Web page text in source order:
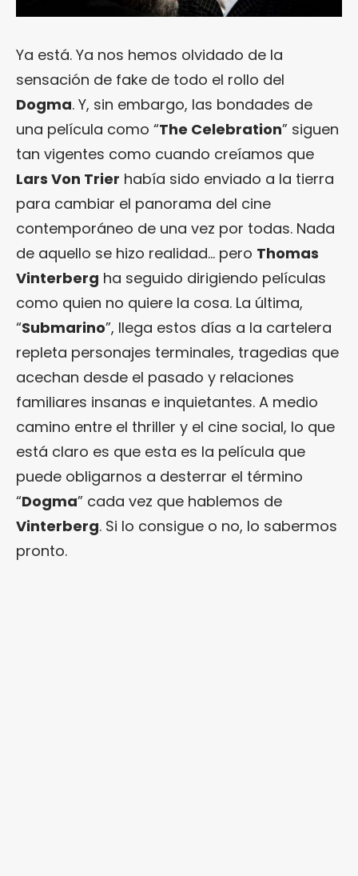
Ya está. Ya nos hemos olvidado de la
sensación de fake de todo el rollo del
Dogma. Y, sin embargo, las bondades de
una película como “The Celebration” siguen
tan vigentes como cuando creíamos que
Lars Von Trier había sido enviado a la tierra
para cambiar el panorama del cine
contemporáneo de una vez por todas. Nada
de aquello se hizo realidad… pero Thomas
Vinterberg ha seguido dirigiendo películas
como quien no quiere la cosa. La última,
“Submarino”, llega estos días a la cartelera
repleta personajes terminales, tragedias que
acechan desde el pasado y relaciones
familiares insanas e inquietantes. A medio
camino entre el thriller y el cine social, lo que
está claro es que esta es la película que
puede obligarnos a desterrar el término
“Dogma” cada vez que hablemos de
Vinterberg. Si lo consigue o no, lo sabermos
pronto.